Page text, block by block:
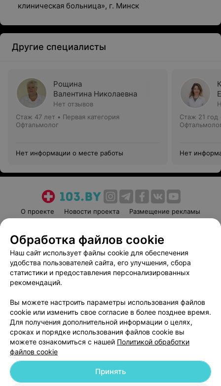
клиническая больница», г. Минск
Другие специалисты
Рощина
Валентина Николаевна
Нет отзывов
Стаж 47 лет • Первая категория
Офтальмолог
Нет информации о месте работы
Стаж 21 год
Нет
О проекте Новости проекта
Размещение рекламы
Пользовательское соглашение
Способы оплаты
Вакансии
Партнеры
Написать руководителю 103.by
Обработка персональных данных
© 2026 ООО «Артокс Лаб», УНП 191700409
| 220012, Республика Беларусь,
Обработка файлов cookie
Наш сайт использует файлы cookie для обеспечения
удобства пользователей сайта, его улучшения, сбора
статистики и предоставления персонализированных
рекомендаций.
Вы можете настроить параметры использования файлов
cookie или изменить свое согласие в более позднее время.
Для получения дополнительной информации о целях,
сроках и порядке использования файлов cookie вы
можете ознакомиться с нашей Политикой обработки
файлов cookie
Принять